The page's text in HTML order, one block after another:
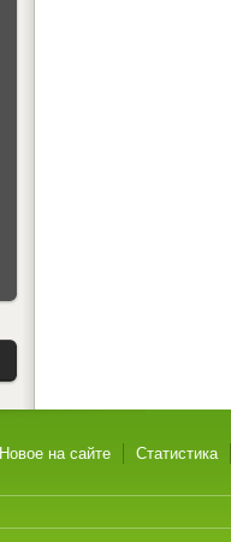
Новое на сайте Статистика